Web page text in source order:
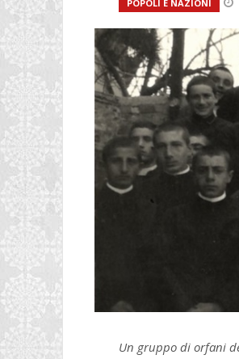
POPOLI E NAZIONI
Un gruppo di orfani